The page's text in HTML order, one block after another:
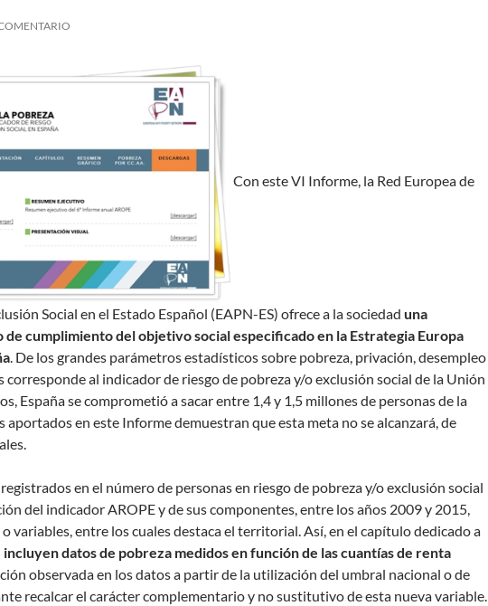
Con este VI Informe, la Red Europea de
Social en el Estado Español (EAPN-ES) ofrece a la sociedad una
de cumplimiento del objetivo social especificado en la Estrategia Europa
. De los grandes parámetros estadísticos sobre pobreza, privación, desempleo
corresponde al indicador de riesgo de pobreza y/o exclusión social de la Unión
España se comprometió a sacar entre 1,4 y 1,5 millones de personas de la
aportados en este Informe demuestran que esta meta no se alcanzará, de
en el número de personas en riesgo de pobreza y/o exclusión social
del indicador AROPE y de sus componentes, entre los años 2009 y 2015,
variables, entre los cuales destaca el territorial. Así, en el capítulo dedicado a
incluyen datos de pobreza medidos en función de las cuantías de renta
observada en los datos a partir de la utilización del umbral nacional o de
recalcar el carácter complementario y no sustitutivo de esta nueva variable.